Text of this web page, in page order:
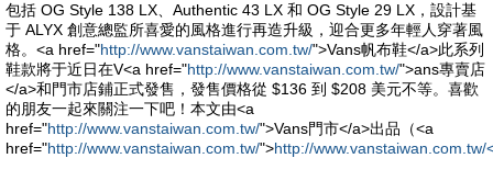
包括 OG Style 138 LX、Authentic 43 LX 和 OG Style 29 LX，設計基
于 ALYX 創意總監所喜愛的風格進行再造升級，迎合更多年輕人穿著風
格。<a href="http://www.vanstaiwan.com.tw/">Vans帆布鞋</a>此系列
鞋款將于近日在V<a href="http://www.vanstaiwan.com.tw/">ans專賣店
</a>和門市店鋪正式發售，發售價格從 $136 到 $208 美元不等。喜歡
的朋友一起來關注一下吧！本文由<a
href="http://www.vanstaiwan.com.tw/">Vans門市</a>出品（<a
href="http://www.vanstaiwan.com.tw/">http://www.vanstaiwan.com.tw/